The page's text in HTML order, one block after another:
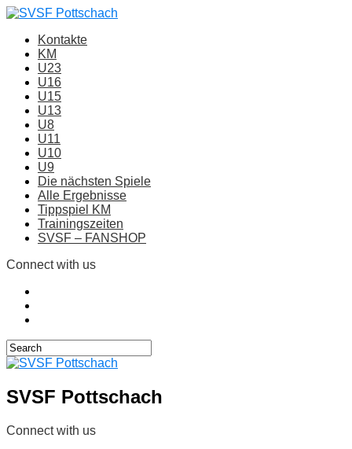
Kontakte
KM
U23
U16
U15
U13
U8
U11
U10
U9
Die nächsten Spiele
Alle Ergebnisse
Tippspiel KM
Trainingszeiten
SVSF – FANSHOP
Connect with us
SVSF Pottschach
Connect with us